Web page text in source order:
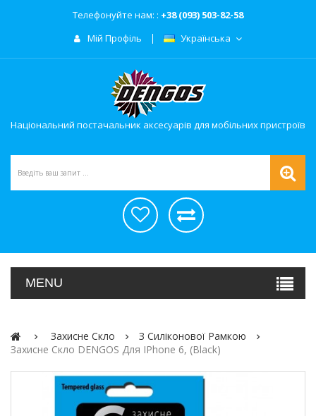
Телефонуйте нам: : +38 (093) 503-82-58
Мій Профіль
Українська
Національний постачальник аксесуарів для мобільних пристроїв
MENU
Захисне Скло
З Силіконової Рамкою
Захисне Скло DENGOS Для IPhone 6, (black)